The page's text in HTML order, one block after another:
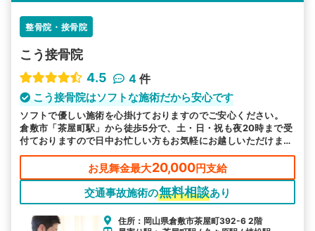
整骨院・接骨院
こう接骨院
4.5
4 件
こう接骨院はソフトな施術だから安心です
ソフトで優しい施術を心掛けておりますのでご安心ください。
倉敷市「茶屋町駅」から徒歩5分で、土・日・祝も夜20時まで受
付ておりますので日中お忙しい方もお気軽にお越しいただけま
す。
お見舞金最大20,000円支給
交通事故施術の無料相談あり
住所：岡山県倉敷市茶屋町392-6 2階